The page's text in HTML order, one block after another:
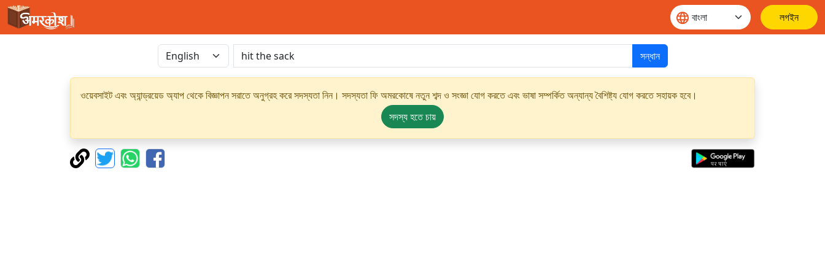
লগইন
সন্ধান
ওয়েবসাইট এবং অ্যান্ড্রয়েড অ্যাপ থেকে বিজ্ঞাপন সরাতে অনুগ্রহ করে সদস্যতা নিন। সদস্যতা ফি অমরকোষে নতুন শব্দ ও সংজ্ঞা যোগ করতে এবং ভাষা সম্পর্কিত অন্যান্য বৈশিষ্ট্য যোগ করতে সহায়ক হবে।
সদস্য হতে চায়